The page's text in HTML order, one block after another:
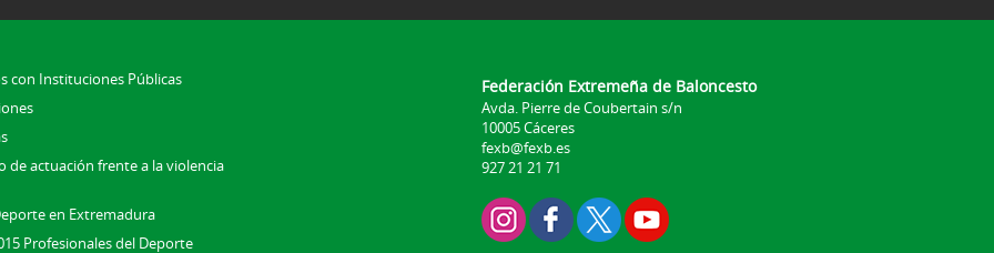
con Instituciones Públicas
de actuación frente a la violencia
en Extremadura
Profesionales del Deporte
Federación Extremeña de Baloncesto
Avda. Pierre de Coubertain s/n
10005 Cáceres
fexb@fexb.es
927 21 21 71